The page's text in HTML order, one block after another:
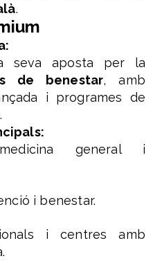
.
seva aposta per la
de benestar, amb
i programes de
general i
i benestar.
i centres amb